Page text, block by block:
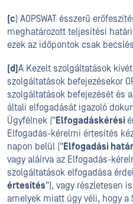
(c) AOPSWAT ésszerű
meghatározott teljesítési
ezek az időpontok csak
(d)A Kezelt szolgáltatások
szolgáltatások befejezésekor
szolgáltatások befejezését és
általi elfogadását igazoló
Ügyfélnek ("Elfogadáskérési
Elfogadás-kérelmi értesítés
napon belül ("Elfogadási
vagy aláírva az Elfogadás-
szolgáltatások elfogadása
értesítés"), vagy részletesen
amelyek miatt úgy véli, hogy a